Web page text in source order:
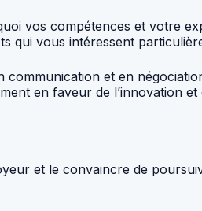
vos compétences et votre
qui vous intéressent
et en
en faveur de l’innovation
et le convaincre de